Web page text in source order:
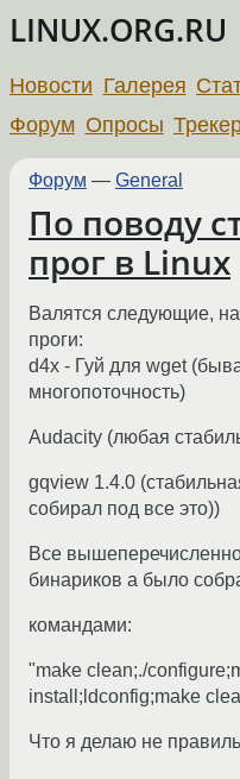
LINUX.ORG.RU
Новости Галерея
Форум Опросы
Форум — General
По поводу
прог в Linux
Валятся следующие,
проги:
d4x - Гуй для wget
многопоточность)
Audacity (любая
gqview 1.4.0
собирал под все это))
Все
бинариков а было
командами:
"make clean;./
install;ldconfig;make
Что я делаю не